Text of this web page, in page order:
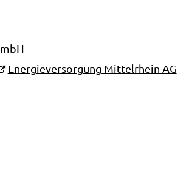
Energieversorgung Mittelrhein AG